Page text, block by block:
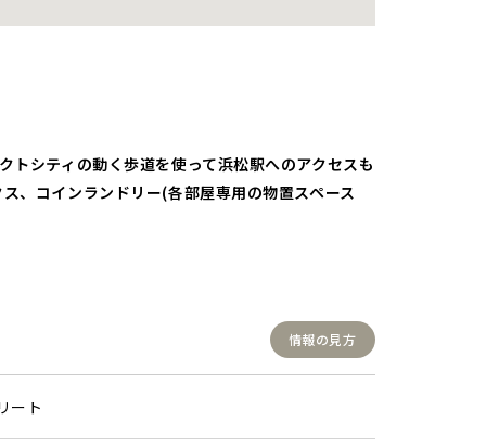
シティの動く歩道を使って浜松駅へのアクセスも
、コインランドリー(各部屋専用の物置スペース
情報の見方
ート